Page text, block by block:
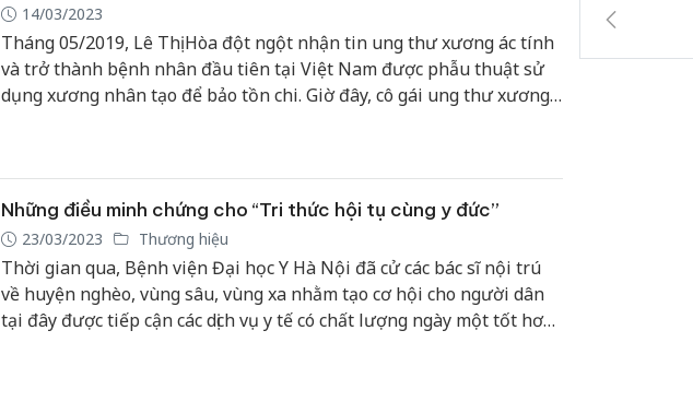
14/03/2023
Tháng 05/2019, Lê Thị Hòa đột ngột nhận tin ung thư xương ác tính
và trở thành bệnh nhân đầu tiên tại Việt Nam được phẫu thuật sử
dụng xương nhân tạo để bảo tồn chi. Giờ đây, cô gái ung thư xương
Những điều minh chứng cho “Tri thức hội tụ cùng y đức”
23/03/2023 Thương hiệu
Thời gian qua, Bệnh viện Đại học Y Hà Nội đã cử các bác sĩ nội trú
về huyện nghèo, vùng sâu, vùng xa nhằm tạo cơ hội cho người dân
tại đây được tiếp cận các dịch vụ y tế có chất lượng ngày một tốt hơn,